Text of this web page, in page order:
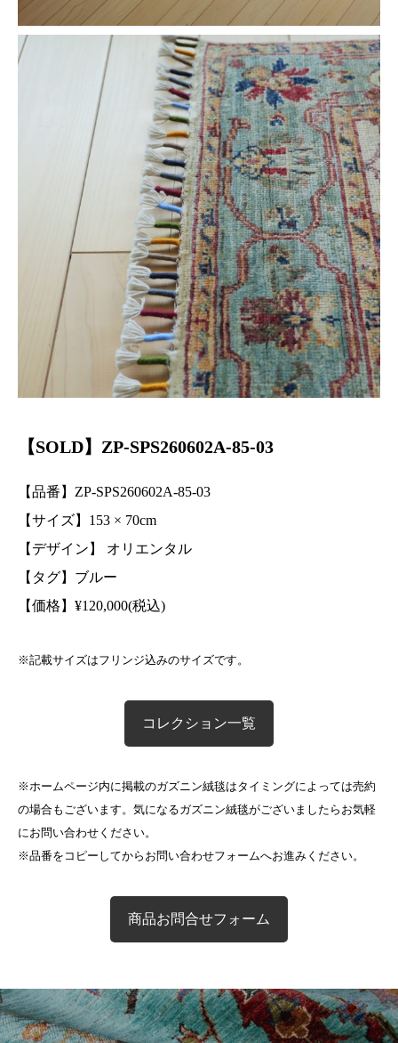
【SOLD】ZP-SPS260602A-85-03
【品番】ZP-SPS260602A-85-03
【サイズ】153 × 70cm
【デザイン】 オリエンタル
【タグ】ブルー
【価格】 ¥120,000(税込)
※記載サイズはフリンジ込みのサイズです。
コレクション一覧
※ホームページ内に掲載のガズニン絨毯はタイミングによっては売約
の場合もございます。気になるガズニン絨毯がございましたらお気軽
にお問い合わせください。
※品番をコピーしてからお問い合わせフォームへお進みください。
商品お問合せフォーム